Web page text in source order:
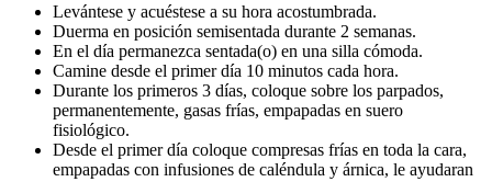
Levántese y acuéstese a su hora acostumbrada.
Duerma en posición semisentada durante 2 semanas.
En el día permanezca sentada(o) en una silla cómoda.
Camine desde el primer día 10 minutos cada hora.
Durante los primeros 3 días, coloque sobre los parpados,
permanentemente, gasas frías, empapadas en suero
fisiológico.
Desde el primer día coloque compresas frías en toda la cara,
empapadas con infusiones de caléndula y árnica, le ayudaran